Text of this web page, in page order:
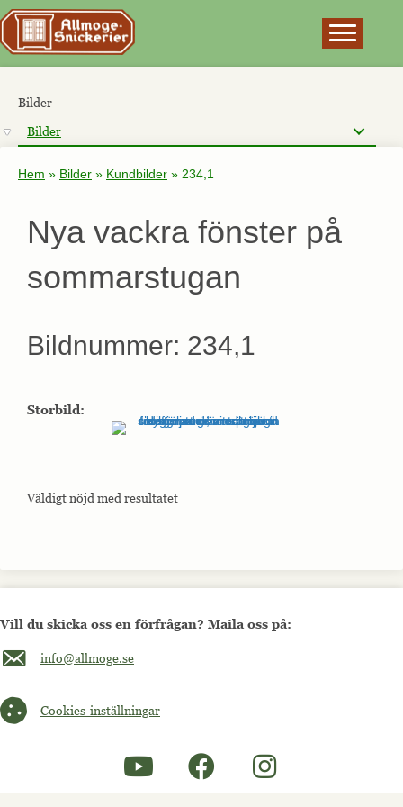
Bilder
Bilder
Hem » Bilder » Kundbilder » 234,1
Nya vackra fönster på
sommarstugan
Bildnummer: 234,1
Storbild:
Väldigt nöjd med resultatet
Vill du skicka oss en förfrågan? Maila oss på:
Maila oss på info@allmoge.se
info@allmoge.se
Cookies-inställningar
Cookies-inställningar